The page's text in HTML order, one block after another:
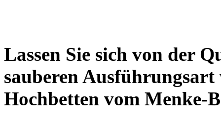
Lassen Sie sich von der
sauberen
Hochbetten vom Menke-